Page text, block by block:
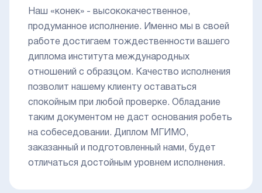
Наш «конек» - высококачественное,
продуманное исполнение. Именно мы в своей
работе достигаем тождественности вашего
диплома института международных
отношений с образцом. Качество исполнения
позволит нашему клиенту оставаться
спокойным при любой проверке. Обладание
таким документом не даст основания робеть
на собеседовании. Диплом МГИМО,
заказанный и подготовленный нами, будет
отличаться достойным уровнем исполнения.